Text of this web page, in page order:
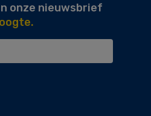
onze nieuwsbrief